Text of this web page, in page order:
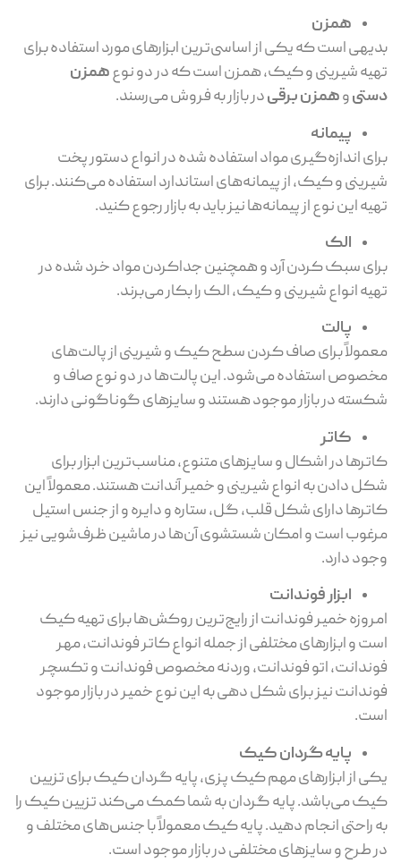
همزن
بدیهی است که یکی از اساسی‌ترین ابزارهای مورد استفاده برای
تهیه شیرینی و کیک، همزن است که در دو نوعهمزن
دستیوهمزن برقیدر بازار به فروش می‌رسند.
پیمانه
برای اندازه‌گیری مواد استفاده شده در انواع دستور پخت
شیرینی و کیک، از پیمانه‌‌های استاندارد استفاده می‌کنند. برای
تهیه این نوع از پیمانه‌ها نیز باید به بازار رجوع کنید.
الک
برای سبک کردن آرد و همچنین جداکردن مواد خرد شده در
تهیه انواع شیرینی و کیک، الک را بکار می‌برند.
پالت
معمولاً برای صاف کردن سطح کیک و شیرینی از پالت‌های
مخصوص استفاده می‌شود. این پالت‌ها در دو نوع صاف و
شکسته در بازار موجود هستند و سایز‌های گوناگونی دارند.
کاتر
کاترها در اشکال و سایزهای متنوع، مناسب‌ترین ابزار برای
شکل دادن به انواع شیرینی و خمیر آندانت هستند. معمولاً این
کاترها دارای شکل قلب، گل، ستاره و دایره و از جنس استیل
مرغوب است و امکان شستشوی آن‌ها در ماشین ظرف‌شویی نیز
وجود دارد.
ابزار فوندانت
امروزه خمیر فوندانت از رایج‌ترین روکش‌ها برای تهیه کیک
است و ابزارهای مختلفی از جمله انواع کاتر فوندانت، مهر
فوندانت، اتو فوندانت، وردنه مخصوص فوندانت و تکسچر
فوندانت نیز برای شکل دهی به این نوع خمیر در بازار موجود
است.
پایه گردان کیک
یکی از ابزارهای مهم کیک پزی، پایه گردان کیک برای تزیین
کیک می‌باشد. پایه گردان به شما کمک می‌کند تزیین کیک را
به راحتی انجام دهید. پایه کیک معمولاً با جنس‌های مختلف و
در طرح و سایزهای مختلفی در بازار موجود است.